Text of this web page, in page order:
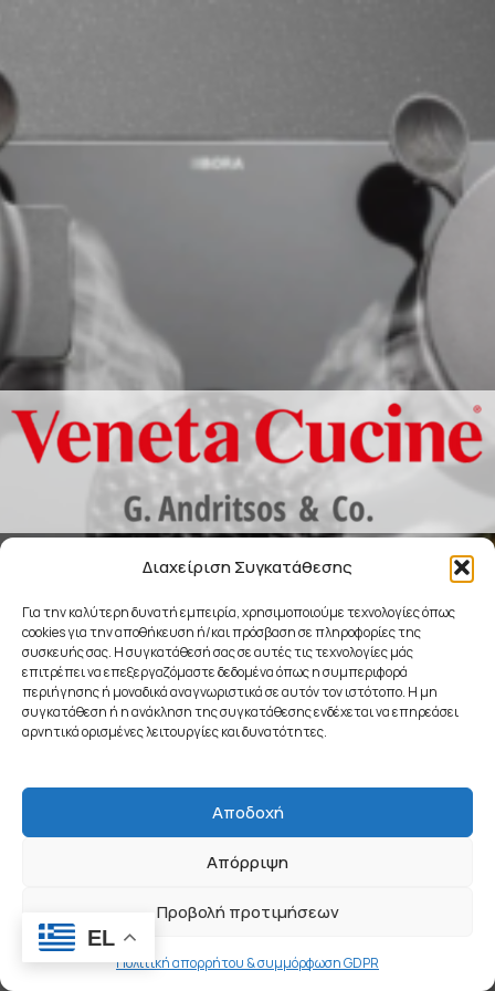
Διαχείριση Συγκατάθεσης
Για την καλύτερη δυνατή εμπειρία, χρησιμοποιούμε τεχνολογίες όπως
cookies για την αποθήκευση ή/και πρόσβαση σε πληροφορίες της
συσκευής σας. Η συγκατάθεσή σας σε αυτές τις τεχνολογίες μάς
επιτρέπει να επεξεργαζόμαστε δεδομένα όπως η συμπεριφορά
περιήγησης ή μοναδικά αναγνωριστικά σε αυτόν τον ιστότοπο. Η μη
συγκατάθεση ή η ανάκληση της συγκατάθεσης ενδέχεται να επηρεάσει
αρνητικά ορισμένες λειτουργίες και δυνατότητες.
Αποδοχή
Απόρριψη
Προβολή προτιμήσεων
Πολιτική απορρήτου & συμμόρφωση GDPR
COMING SOON
EL